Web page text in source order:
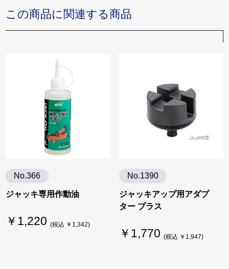
この商品に関連する商品
No.366
ジャッキ専用作動油
￥1,220 (税込 ￥1,342)
No.1390
ジャッキアップ用アダプ
ター プラス
￥1,770 (税込 ￥1,947)